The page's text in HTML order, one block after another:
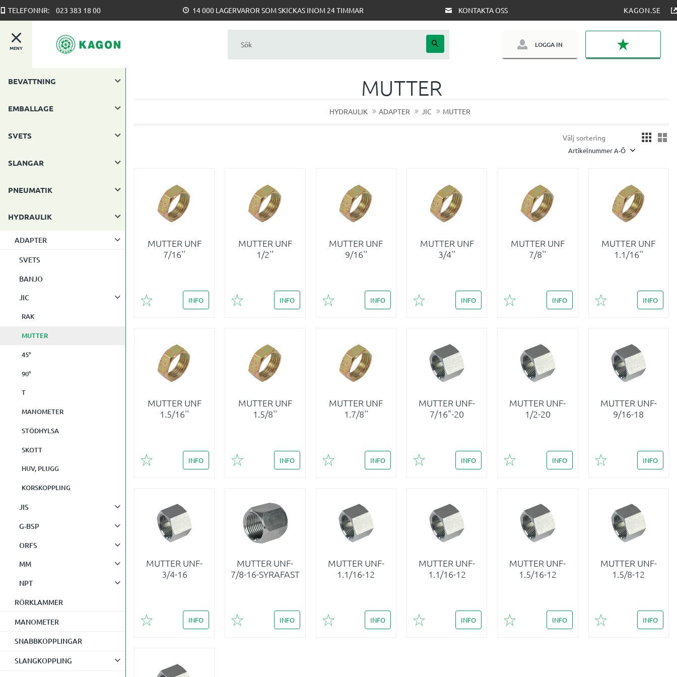
TELEFONNR: 023 383 18 00 14 000 LAGERVAROR SOM SKICKAS INOM 24 TIMMAR KONTAKTA OSS KAGON.SE
MENY LOGGA IN
MUTTER
HYDRAULIK ADAPTER JIC MUTTER
Välj sortering
MUTTER UNF
7/16''
Lägg till i favoriter
INFO
MUTTER UNF
1/2''
Lägg till i favoriter
INFO
MUTTER UNF
9/16''
Lägg till i favoriter
INFO
MUTTER UNF
3/4''
Lägg till i favoriter
INFO
MUTTER UNF
7/8''
Lägg till i favoriter
INFO
MUTTER UNF
1.1/16''
Lägg till i favoriter
INFO
MUTTER UNF
1.5/16''
Lägg till i favoriter
INFO
MUTTER UNF
1.5/8''
Lägg till i favoriter
INFO
MUTTER UNF
1.7/8''
Lägg till i favoriter
INFO
MUTTER UNF-
7/16"-20
Lägg till i favoriter
INFO
MUTTER UNF-
1/2-20
Lägg till i favoriter
INFO
MUTTER UNF-
9/16-18
Lägg till i favoriter
INFO
MUTTER UNF-
3/4-16
Lägg till i favoriter
INFO
MUTTER UNF-
7/8-16-SYRAFAST
Lägg till i favoriter
INFO
MUTTER UNF-
1.1/16-12
Lägg till i favoriter
INFO
MUTTER UNF-
1.1/16-12
Lägg till i favoriter
INFO
MUTTER UNF-
1.5/16-12
Lägg till i favoriter
INFO
MUTTER UNF-
1.5/8-12
Lägg till i favoriter
INFO
BEVATTNING
EMBALLAGE
SVETS
SLANGAR
PNEUMATIK
HYDRAULIK
ADAPTER
SVETS
BANJO
JIC
RAK
MUTTER
45°
90°
T
MANOMETER
STÖDHYLSA
SKOTT
HUV, PLUGG
KORSKOPPLING
JIS
G-BSP
ORFS
MM
NPT
RÖRKLAMMER
MANOMETER
SNABBKOPPLINGAR
SLANGKOPPLING